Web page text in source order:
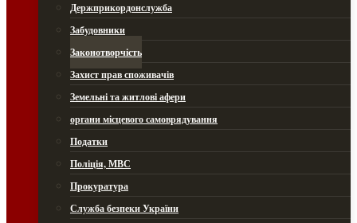
Держприкордонслужба
Забудовники
Законотворчість
Захист прав споживачів
Земельні та житлові афери
органи місцевого самоврядування
Податки
Поліція, МВС
Прокуратура
Служба безпеки України